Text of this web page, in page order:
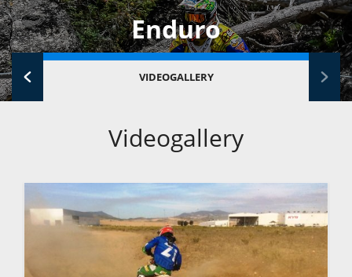
Enduro
VIDEOGALLERY
Videogallery